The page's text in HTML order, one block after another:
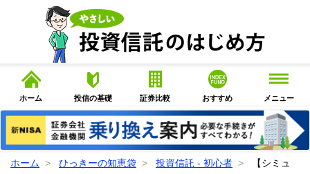
ホーム 投信の基礎 証券比較 おすすめ メニュー
ホーム ひっきーの知恵袋 投資信託 - 初心者
【シミュ